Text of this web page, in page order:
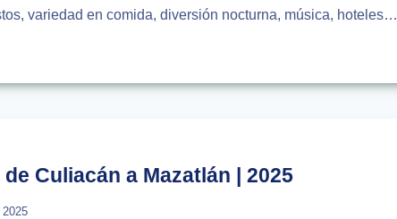
variedad en comida, diversión nocturna, música, hoteles…
Culiacán a Mazatlán | 2025